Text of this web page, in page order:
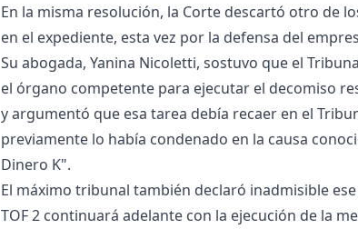
En la misma resolución, la Corte descartó otro de
en el expediente, esta vez por la defensa del
Su abogada, Yanina Nicoletti, sostuvo que el
el órgano competente para ejecutar el decomiso
y argumentó que esa tarea debía recaer en el
previamente lo había condenado en la causa
Dinero K".
El máximo tribunal también declaró inadmisible
TOF 2 continuará adelante con la ejecución de la